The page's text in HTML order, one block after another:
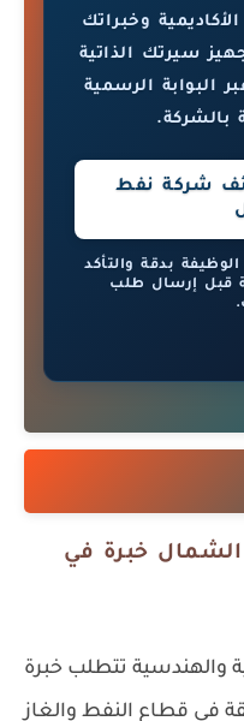
وخبراتك
سيرتك الذاتية
البوابة الرسمية
بالشركة.
شركة نفط
بدقة والتأكد
قبل إرسال طلب
خبرة في
والهندسية تتطلب خبرة